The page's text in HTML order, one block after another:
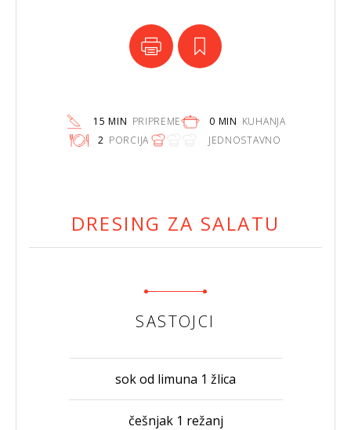
15 MIN PRIPREME 0 MIN KUHANJA
2 PORCIJA JEDNOSTAVNO
DRESING ZA SALATU
SASTOJCI
sok od limuna 1 žlica
češnjak 1 režanj